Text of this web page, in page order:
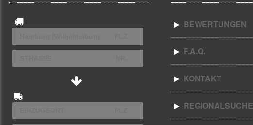
BEWERTUNGEN
F.A.Q.
KONTAKT
REGIONALSUCHE